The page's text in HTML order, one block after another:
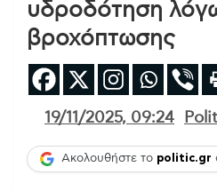
υδροδότηση
βροχόπτωσης
19/11/2025, 09:24
Ακολουθήστε το politic.gr